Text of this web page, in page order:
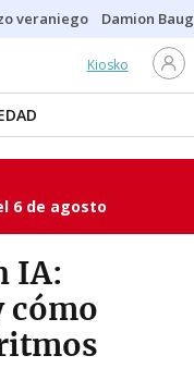
veraniego Damion
Kiosko
6 de agosto
IA:
cómo